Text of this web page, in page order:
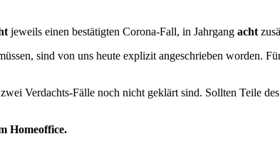
jeweils einen bestätigten Corona-Fall, in Jahrgang acht
sind von uns heute explizit angeschrieben worden.
Verdachts-Fälle noch nicht geklärt sind. Sollten Teile
Homeoffice.